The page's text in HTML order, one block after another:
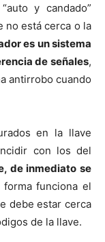
y candado”
no está cerca o la
es un sistema
de señales,
antirrobo cuando
en la llave
con los del
de inmediato se
funciona el
debe estar cerca
de la llave.